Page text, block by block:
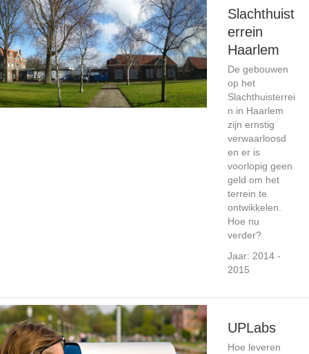
Slachthuist
errein
Haarlem
De gebouwen
op het
Slachthuisterrei
n in Haarlem
zijn ernstig
verwaarloosd
en er is
voorlopig geen
geld om het
terrein te
ontwikkelen.
Hoe nu
verder?
Jaar: 2014 -
2015
UPLabs
Hoe leveren